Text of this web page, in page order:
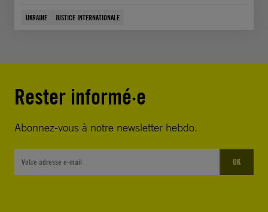
UKRAINE JUSTICE INTERNATIONALE
Rester informé·e
Abonnez-vous à notre newsletter hebdo.
OK